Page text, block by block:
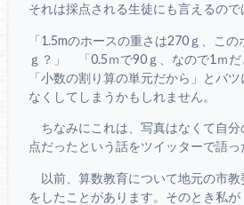
それは採点される生徒にも言えるので
「1.5mのホースの重さは270ｇ、こ
ｇ？」 「0.5ｍで90ｇ、なので1ｍだ
「小数の割り算の単元だから」とバ
なくしてしまうかもしれません。
ちなみにこれは、写真はなくて自分
点だったという話をツイッターで語っ
以前、算数教育について地元の市教
をしたことがあります。そのとき私